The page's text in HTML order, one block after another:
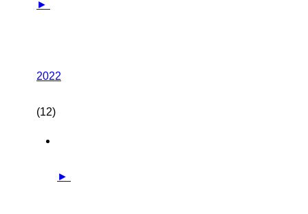
►
2022
(12)
►